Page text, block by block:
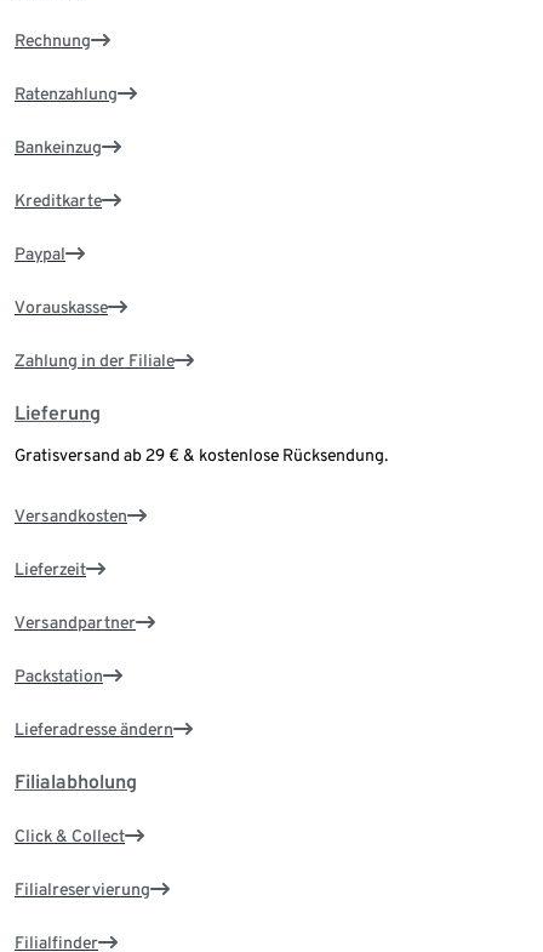
Rechnung
Ratenzahlung
Bankeinzug
Kreditkarte
Paypal
Vorauskasse
Zahlung in der Filiale
Lieferung
Gratisversand ab 29 € & kostenlose Rücksendung.
Versandkosten
Lieferzeit
Versandpartner
Packstation
Lieferadresse ändern
Filialabholung
Click & Collect
Filialreservierung
Filialfinder